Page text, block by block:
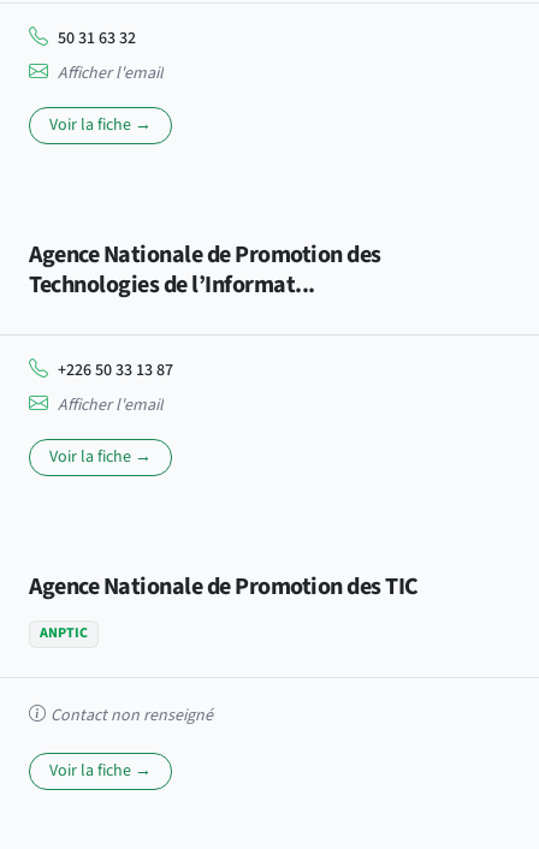
50 31 63 32
Afficher l'email
Voir la fiche →
Agence Nationale de Promotion des
Technologies de l’Informat...
+226 50 33 13 87
Afficher l'email
Voir la fiche →
Agence Nationale de Promotion des TIC
ANPTIC
Contact non renseigné
Voir la fiche →